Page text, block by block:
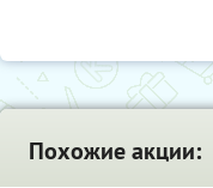
Похожие акции: